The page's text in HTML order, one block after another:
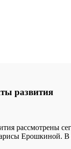
развития
рассмотрены
Ерошкиной.